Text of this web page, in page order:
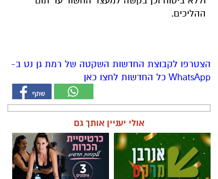
ההליכים.
הצטרפו לקבוצת החדשות השקטה של רמת גן נט ב-
WhatsApp כל החדשות לחצו כאן
אולי יעניין אותך גם